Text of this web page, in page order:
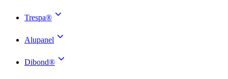
Trespa®
Alupanel
Dibond®